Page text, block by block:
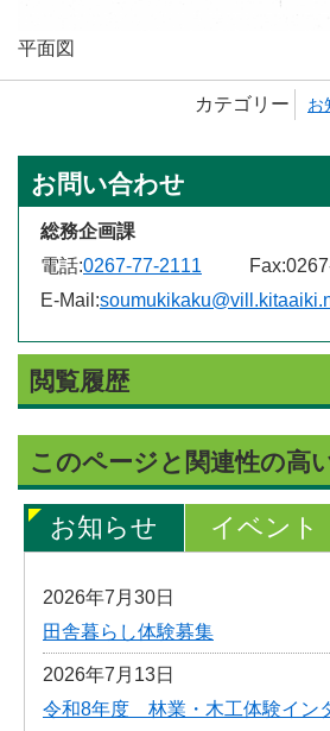
平面図
カテゴリー お
お問い合わせ
総務企画課
電話:0267-77-2111 Fax:
E-Mail:
閲覧履歴
このページと関連性の高
お知らせ イベント
2026年7月30日
田舎暮らし体験募集
2026年7月13日
令和8年度 林業・木工体験イン